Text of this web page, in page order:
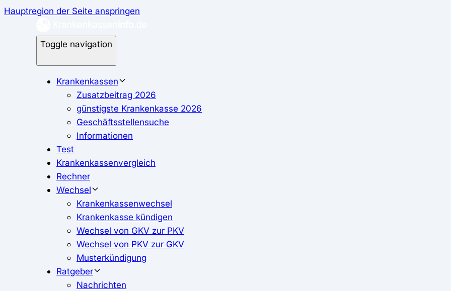
Hauptregion der Seite anspringen
Toggle navigation
Krankenkassen
Zusatzbeitrag 2026
günstigste Krankenkasse 2026
Geschäftsstellensuche
Informationen
Test
Krankenkassenvergleich
Rechner
Wechsel
Krankenkassenwechsel
Krankenkasse kündigen
Wechsel von GKV zur PKV
Wechsel von PKV zur GKV
Musterkündigung
Ratgeber
Nachrichten